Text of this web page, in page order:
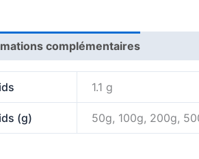
complémentaires
1.1 g
(g) 50g, 100g, 200g,